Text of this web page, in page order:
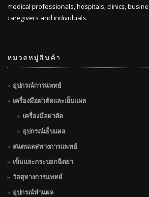
medical professionals, hospitals, clinics,
caregivers and individuals.
หมวดหมู่สินค้า
อุปกรณ์การแพทย์
เครื่องมือผ่าตัดและเย็บแผล
เครื่องมือผ่าตัด
อุปกรณ์เย็บแผล
สแตนเลสทางการแพทย์
เข็มและกระบอกฉีดยา
วัสดุทางการแพทย์
อุปกรณ์ทำแผล